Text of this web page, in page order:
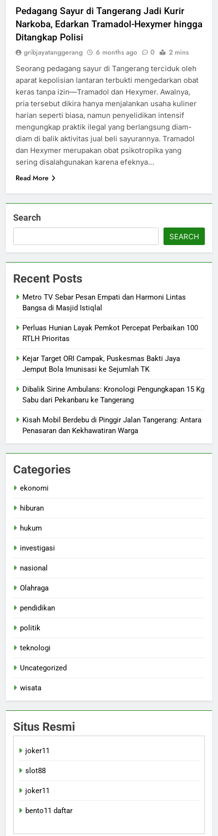
Pedagang Sayur di Tangerang Jadi Kurir
Narkoba, Edarkan Tramadol-Hexymer hingga
Ditangkap Polisi
gribjayatanggerang 6 months ago 0 2 mins
Seorang pedagang sayur di Tangerang terciduk oleh
aparat kepolisian lantaran terbukti mengedarkan obat
keras tanpa izin—Tramadol dan Hexymer. Awalnya,
pria tersebut dikira hanya menjalankan usaha kuliner
harian seperti biasa, namun penyelidikan intensif
mengungkap praktik ilegal yang berlangsung diam-
diam di balik aktivitas jual beli sayurannya. Tramadol
dan Hexymer merupakan obat psikotropika yang
sering disalahgunakan karena efeknya…
Read More
Search
SEARCH
Recent Posts
Metro TV Sebar Pesan Empati dan Harmoni Lintas
Bangsa di Masjid Istiqlal
Perluas Hunian Layak Pemkot Percepat Perbaikan 100
RTLH Prioritas
Kejar Target ORI Campak, Puskesmas Bakti Jaya
Jemput Bola Imunisasi ke Sejumlah TK
Dibalik Sirine Ambulans: Kronologi Pengungkapan 15 Kg
Sabu dari Pekanbaru ke Tangerang
Kisah Mobil Berdebu di Pinggir Jalan Tangerang: Antara
Penasaran dan Kekhawatiran Warga
Categories
ekonomi
hiburan
hukum
investigasi
nasional
Olahraga
pendidikan
politik
teknologi
Uncategorized
wisata
Situs Resmi
joker11
slot88
joker11
bento11 daftar